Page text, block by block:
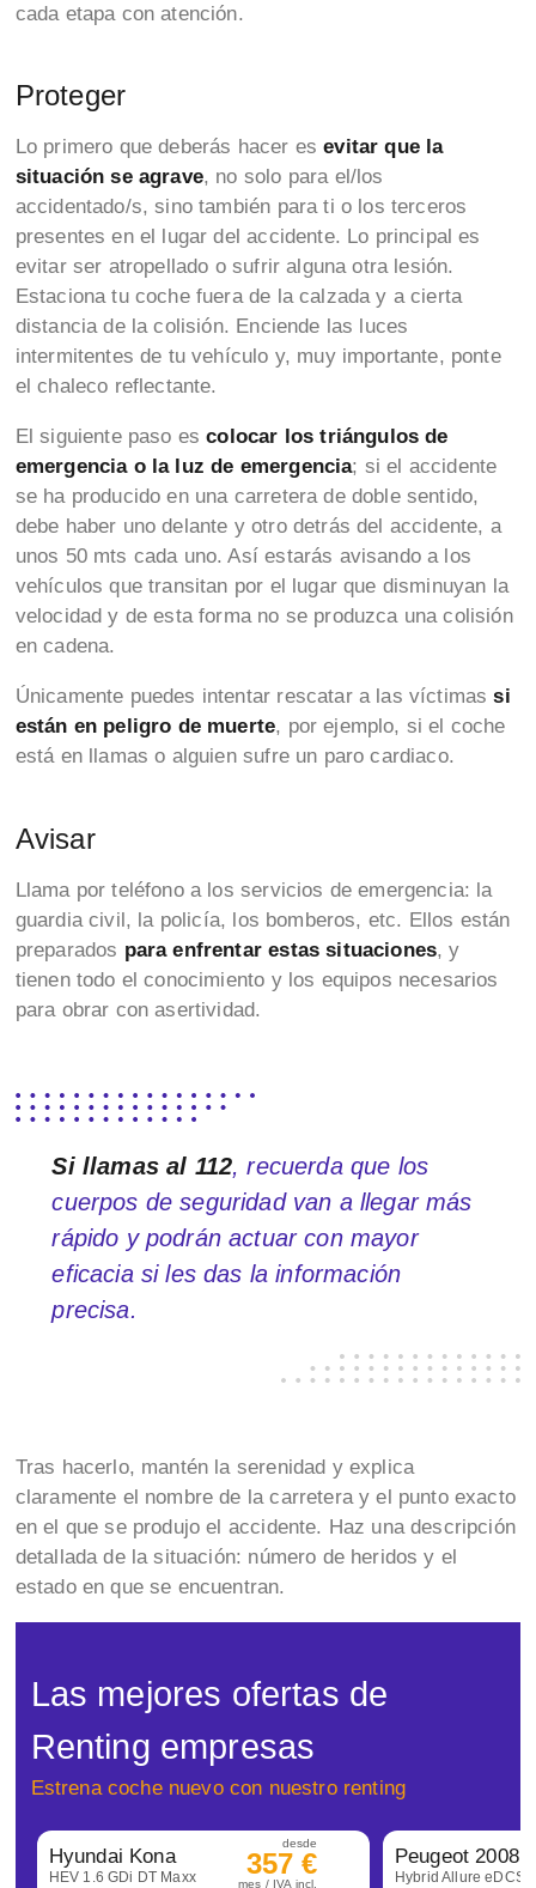
cada etapa con atención.
Proteger
Lo primero que deberás hacer esevitar que la
situación se agrave, no solo para el/los
accidentado/s, sino también para ti o los terceros
presentes en el lugar del accidente. Lo principal es
evitar ser atropellado o sufrir alguna otra lesión.
Estaciona tu coche fuera de la calzada y a cierta
distancia de la colisión. Enciende las luces
intermitentes de tu vehículo y, muy importante, ponte
el chaleco reflectante.
El siguiente paso escolocar los triángulos de
emergencia o la luz de emergencia; si el accidente
se ha producido en una carretera de doble sentido,
debe haber uno delante y otro detrás del accidente, a
unos 50 mts cada uno. Así estarás avisando a los
vehículos que transitan por el lugar que disminuyan la
velocidad y de esta forma no se produzca una colisión
en cadena.
Únicamente puedes intentar rescatar a las víctimas si
están en peligro de muerte, por ejemplo, si el coche
está en llamas o alguien sufre un paro cardiaco.
Avisar
Llama por teléfono a los servicios de emergencia: la
guardia civil, la policía, los bomberos, etc. Ellos están
preparados para enfrentar estas situaciones, y
tienen todo el conocimiento y los equipos necesarios
para obrar con asertividad.
Si llamas al 112, recuerda que los
cuerpos de seguridad van a llegar más
rápido y podrán actuar con mayor
eficacia si les das la información
precisa.
Tras hacerlo, mantén la serenidad y explica
claramente el nombre de la carretera y el punto exacto
en el que se produjo el accidente. Haz una descripción
detallada de la situación: número de heridos y el
estado en que se encuentran.
Las mejores ofertas de
Renting empresas
Estrena coche nuevo con nuestro renting
Hyundai Kona
HEV 1.6 GDi DT Maxx
desde
357 €
mes / IVA incl.
Peugeot 2008
Hybrid Allure eDCS6